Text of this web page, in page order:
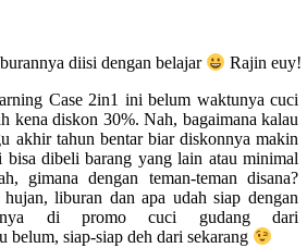
diisi dengan belajar
Rajin euy!
Case 2in1 ini belum waktunya cuci
kena diskon 30%. Nah, bagaimana kalau
akhir tahun bentar biar diskonnya makin
bisa dibeli barang yang lain atau minimal
gimana dengan teman-teman disana?
liburan dan apa udah siap dengan
di promo cuci gudang dari
belum, siap-siap deh dari sekarang